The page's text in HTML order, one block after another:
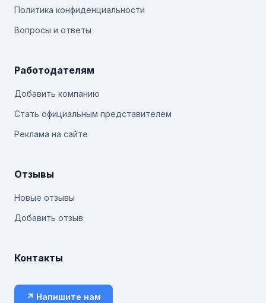
Политика конфиденциальности
Вопросы и ответы
Работодателям
Добавить компанию
Стать официальным представителем
Реклама на сайте
Отзывы
Новые отзывы
Добавить отзыв
Контакты
↗ Напишите нам